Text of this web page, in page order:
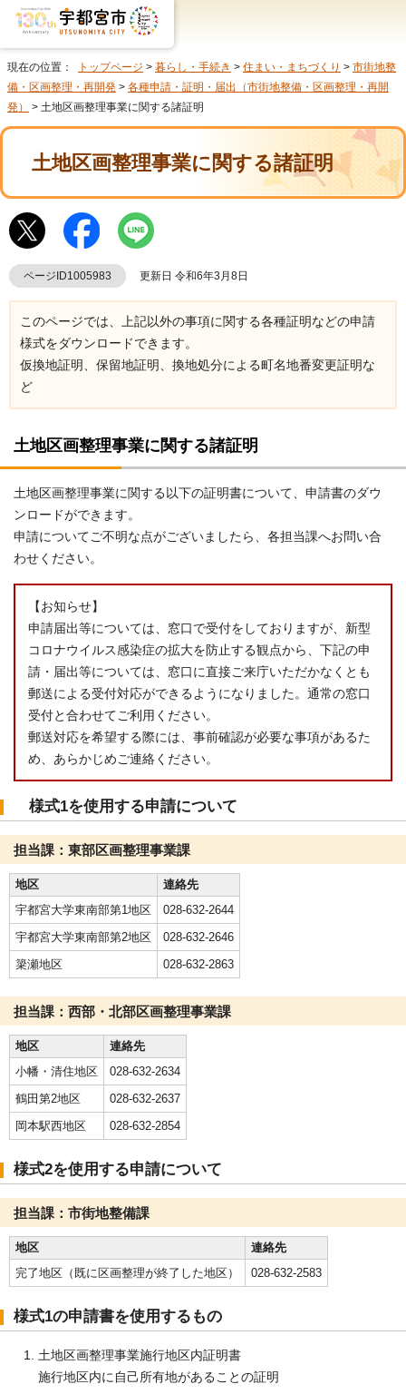
現在の位置： トップページ > 暮らし・手続き > 住まい・まちづくり > 市街地整
備・区画整理・再開発 > 各種申請・証明・届出（市街地整備・区画整理・再開
発）
> 土地区画整理事業に関する諸証明
土地区画整理事業に関する諸証明
ページID1005983 更新日 令和6年3月8日
このページでは、上記以外の事項に関する各種証明などの申請
様式をダウンロードできます。
仮換地証明、保留地証明、換地処分による町名地番変更証明な
ど
土地区画整理事業に関する諸証明
土地区画整理事業に関する以下の証明書について、申請書のダウ
ンロードができます。
申請についてご不明な点がございましたら、各担当課へお問い合
わせください。
【お知らせ】
申請届出等については、窓口で受付をしておりますが、新型
コロナウイルス感染症の拡大を防止する観点から、下記の申
請・届出等については、窓口に直接ご来庁いただかなくとも
郵送による受付対応ができるようになりました。通常の窓口
受付と合わせてご利用ください。
郵送対応を希望する際には、事前確認が必要な事項があるた
め、あらかじめご連絡ください。
様式1を使用する申請について
担当課：東部区画整理事業課
地区
連絡先
宇都宮大学東南部第1地区
028-632-2644
宇都宮大学東南部第2地区
028-632-2646
簗瀬地区
028-632-2863
担当課：西部・北部区画整理事業課
地区
連絡先
小幡・清住地区
028-632-2634
鶴田第2地区
028-632-2637
岡本駅西地区
028-632-2854
様式2を使用する申請について
担当課：市街地整備課
地区
連絡先
完了地区（既に区画整理が終了した地区）
028-632-2583
様式1の申請書を使用するもの
土地区画整理事業施行地区内証明書
施行地区内に自己所有地があることの証明